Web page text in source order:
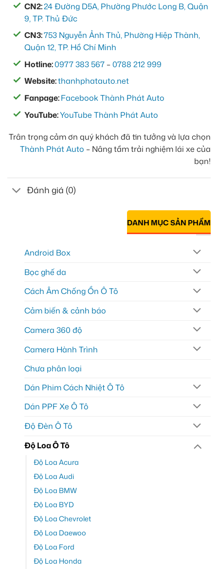
CN2:24 Đường D5A, Phường Phước Long B, Quận
9, TP. Thủ Đức
CN3:753 Nguyễn Ảnh Thủ, Phường Hiệp Thành,
Quận 12, TP. Hồ Chí Minh
Hotline:0977 383 567 –0788 212 999
Website:thanhphatauto.net
Fanpage:Facebook Thành Phát Auto
YouTube:YouTube Thành Phát Auto
Trân trọng cảm ơn quý khách đã tin tưởng và lựa chọn
Thành Phát Auto – Nâng tầm trải nghiệm lái xe của
bạn!
Đánh giá (0)
DANH MỤC SẢN PHẨM
Android Box
Bọc ghế da
Cách Âm Chống Ồn Ô Tô
Cảm biến & cảnh báo
Camera 360 độ
Camera Hành Trình
Chưa phân loại
Dán Phim Cách Nhiệt Ô Tô
Dán PPF Xe Ô Tô
Độ Đèn Ô Tô
Độ Loa Ô Tô
Độ Loa Acura
Độ Loa Audi
Độ Loa BMW
Độ Loa BYD
Độ Loa Chevrolet
Độ Loa Daewoo
Độ Loa Ford
Độ Loa Honda